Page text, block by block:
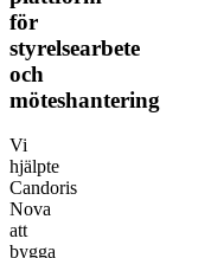
för
styrelsearbete
och
möteshantering
Vi
hjälpte
Candoris
Nova
att
bygga